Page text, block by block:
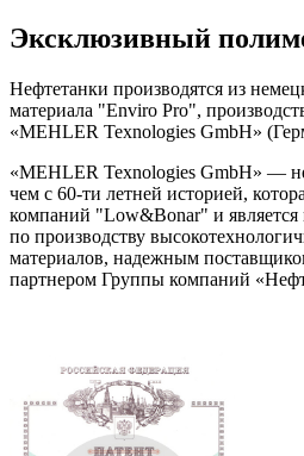
Эксклюзивный
Нефтетанки производятся из
материала "Enviro Pro",
«MEHLER Texnologies GmbH»
«MEHLER Texnologies GmbH» —
чем с 60-ти летней историей,
компаний "Low&Bonar" и
по производству
материалов, надежным
партнером Группы компаний